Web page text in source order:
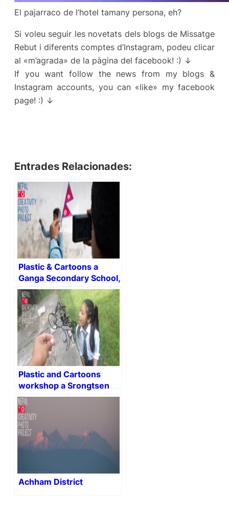
El pajarraco de l’hotel tamany persona, eh?
Si voleu seguir les novetats dels blogs de Missatge
Rebut i diferents comptes d’Instagram, podeu clicar
al «m’agrada» de la pàgina del facebook! :) ↓
If you want follow the news from my blogs &
Instagram accounts, you can «like» my facebook
page! :) ↓
Entrades Relacionades:
Plastic & Cartoons a
Ganga Secondary School,
Tesinge (Mangalsen,
Achcham district)
Plastic and Cartoons
workshop a Srongtsen
Bhrikuti Boarding High
School.
Achham District